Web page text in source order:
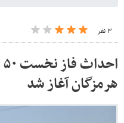
۳ نفر
هرمزگان آغاز شد